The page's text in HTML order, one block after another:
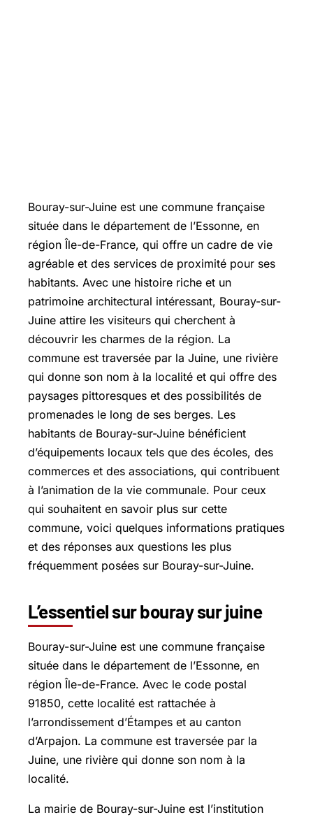
Bouray-sur-Juine est une commune française
située dans le département de l’Essonne, en
région Île-de-France, qui offre un cadre de vie
agréable et des services de proximité pour ses
habitants. Avec une histoire riche et un
patrimoine architectural intéressant, Bouray-sur-
Juine attire les visiteurs qui cherchent à
découvrir les charmes de la région. La
commune est traversée par la Juine, une rivière
qui donne son nom à la localité et qui offre des
paysages pittoresques et des possibilités de
promenades le long de ses berges. Les
habitants de Bouray-sur-Juine bénéficient
d’équipements locaux tels que des écoles, des
commerces et des associations, qui contribuent
à l’animation de la vie communale. Pour ceux
qui souhaitent en savoir plus sur cette
commune, voici quelques informations pratiques
et des réponses aux questions les plus
fréquemment posées sur Bouray-sur-Juine.
L’essentiel sur bouray sur juine
Bouray-sur-Juine est une commune française
située dans le département de l’Essonne, en
région Île-de-France. Avec le code postal
91850, cette localité est rattachée à
l’arrondissement d’Étampes et au canton
d’Arpajon. La commune est traversée par la
Juine, une rivière qui donne son nom à la
localité.
La mairie de Bouray-sur-Juine est l’institution